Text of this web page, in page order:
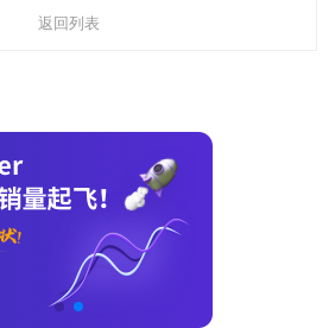
返回列表